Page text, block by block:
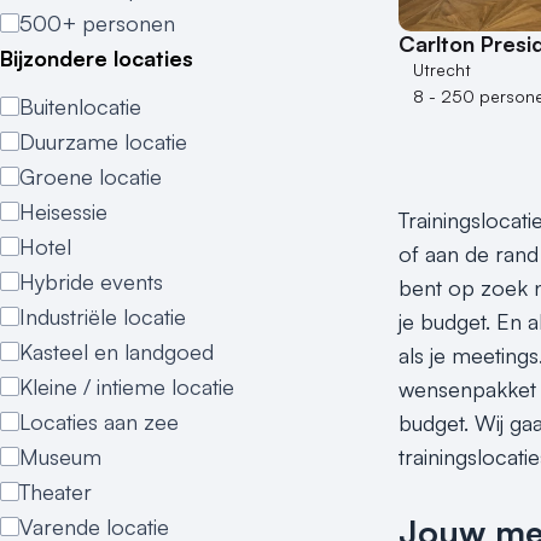
500+ personen
Bijzondere locaties
Buitenlocatie
Duurzame locatie
Groene locatie
Heisessie
Hotel
Hybride events
Industriële locatie
Kasteel en landgoed
Kleine / intieme locatie
Locaties aan zee
Museum
Theater
Varende locatie
Carlton
Utrecht
8 - 250
of aan de
bent op zoek
je budget. En
als je
budget. Wij
Jouw